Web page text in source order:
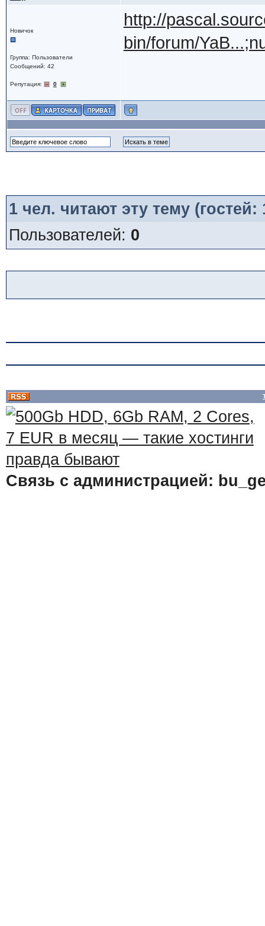
Новичок
Группа: Пользователи
Сообщений: 42
Репутация: 0
http://
bin/forum/
1чел. читают эту тему
Пользователей: 0
Связь с администрацией: